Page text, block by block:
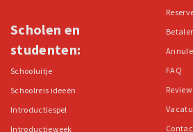
Scholen en
studenten:
Schooluitje
Schoolreis ideeën
Introductiespel
Introductieweek
FAQ